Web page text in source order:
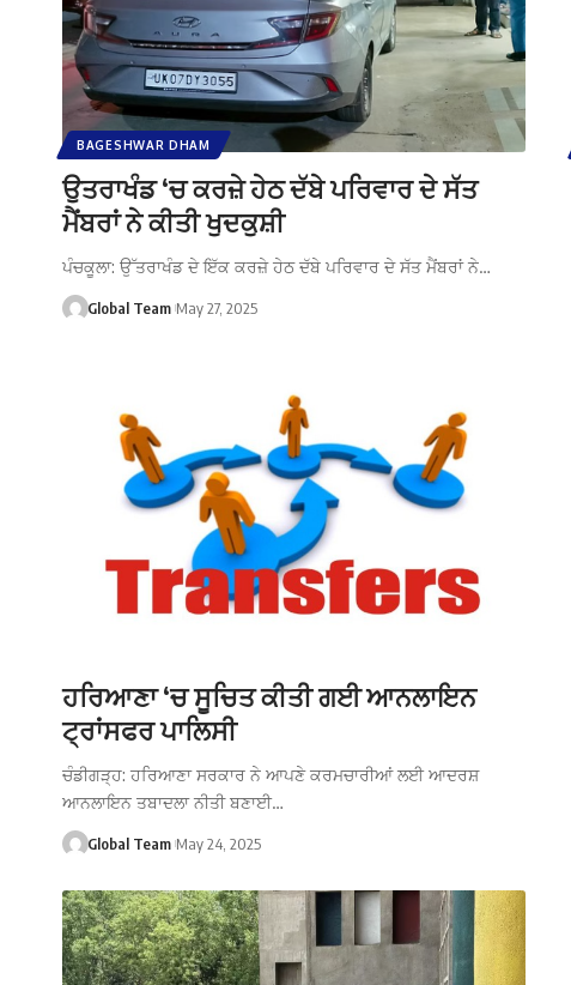
BAGESHWAR DHAM
ਉਤਰਾਖੰਡ ‘ਚ ਕਰਜ਼ੇ ਹੇਠ ਦੱਬੇ ਪਰਿਵਾਰ ਦੇ ਸੱਤ
ਮੈਂਬਰਾਂ ਨੇ ਕੀਤੀ ਖੁਦਕੁਸ਼ੀ
ਪੰਚਕੂਲਾ: ਉੱਤਰਾਖੰਡ ਦੇ ਇੱਕ ਕਰਜ਼ੇ ਹੇਠ ਦੱਬੇ ਪਰਿਵਾਰ ਦੇ ਸੱਤ ਮੈਂਬਰਾਂ ਨੇ…
Global Team May 27, 2025
ਹਰਿਆਣਾ ‘ਚ ਸੂਚਿਤ ਕੀਤੀ ਗਈ ਆਨਲਾਇਨ
ਟ੍ਰਾਂਸਫਰ ਪਾਲਿਸੀ
ਚੰਡੀਗੜ੍ਹ: ਹਰਿਆਣਾ ਸਰਕਾਰ ਨੇ ਆਪਣੇ ਕਰਮਚਾਰੀਆਂ ਲਈ ਆਦਰਸ਼
ਆਨਲਾਇਨ ਤਬਾਦਲਾ ਨੀਤੀ ਬਣਾਈ…
Global Team May 24, 2025